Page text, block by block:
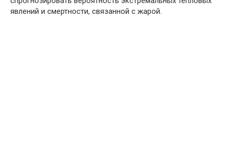
явлений и смертности, связанной с жарой.